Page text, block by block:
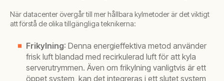
När datacenter övergår till mer hållbara kylmetoder är det viktigt
att förstå de olika tillgängliga teknikerna:
Frikylning: Denna energieffektiva metod använder
frisk luft blandad med recirkulerad luft för att kyla
serverutrymmen. Även om frikylning vanligtvis är ett
öppet system, kan det integreras i ett slutet system